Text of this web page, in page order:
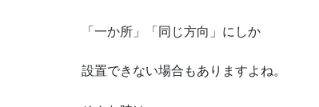
「一か所」「同じ方向」にしか
設置できない場合もありますよね。